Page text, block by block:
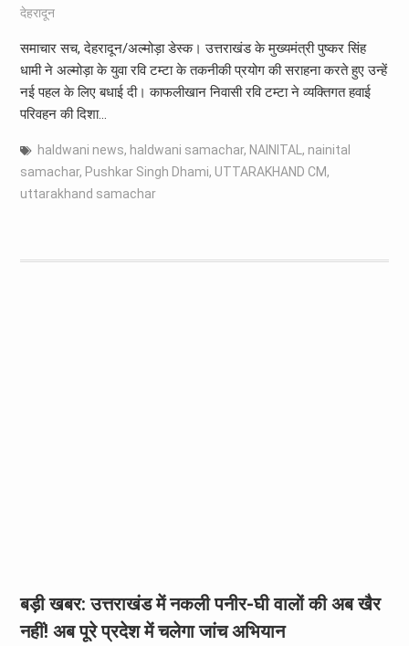
देहरादून
समाचार सच, देहरादून/अल्मोड़ा डेस्क। उत्तराखंड के मुख्यमंत्री पुष्कर सिंह
धामी ने अल्मोड़ा के युवा रवि टम्टा के तकनीकी प्रयोग की सराहना करते हुए उन्हें
नई पहल के लिए बधाई दी। काफलीखान निवासी रवि टम्टा ने व्यक्तिगत हवाई
परिवहन की दिशा…
haldwani news, haldwani samachar, NAINITAL , nainital
samachar, Pushkar Singh Dhami, UTTARAKHAND CM,
uttarakhand samachar
बड़ी खबर: उत्तराखंड में नकली पनीर-घी वालों की अब खैर
नहीं! अब पूरे प्रदेश में चलेगा जांच अभियान